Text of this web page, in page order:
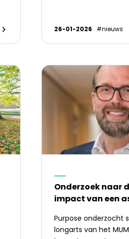
26-01-2026 #nieuws
Onderzoek naar
impact van een
Purpose onderzocht
longarts van het